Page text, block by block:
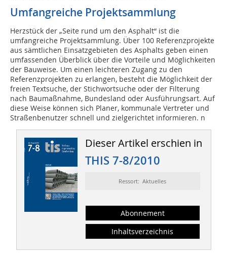
Umfangreiche Projektsammlung
Herzstück der „Seite rund um den Asphalt“ ist die
umfangreiche Projektsammlung. Über 100 Referenzprojekte
aus sämtlichen Einsatzgebieten des Asphalts geben einen
umfassenden Überblick über die Vorteile und Möglichkeiten
der Bauweise. Um einen leichteren Zugang zu den
Referenzprojekten zu erlangen, besteht die Möglichkeit der
freien Textsuche, der Stichwortsuche oder der Filterung
nach Baumaßnahme, Bundesland oder Ausführungsart. Auf
diese Weise können sich Planer, kommunale Vertreter und
Straßenbenutzer schnell und zielgerichtet informieren. n
Dieser Artikel erschien in
THIS 7-8/2010
Ressort: Aktuelles
Abonnement
Inhaltsverzeichnis